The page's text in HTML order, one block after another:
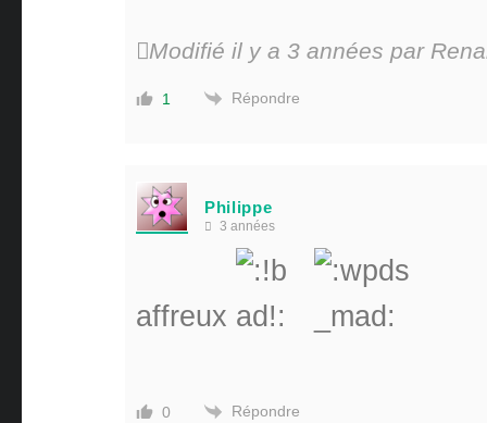
Modifié il y a 3 années par
1 Répondre
Philippe
3 années
affreux
0 Répondre